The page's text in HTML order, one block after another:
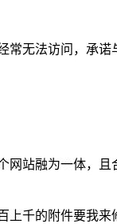
常无法访问，承
站融为一体，且
上千的附件要我